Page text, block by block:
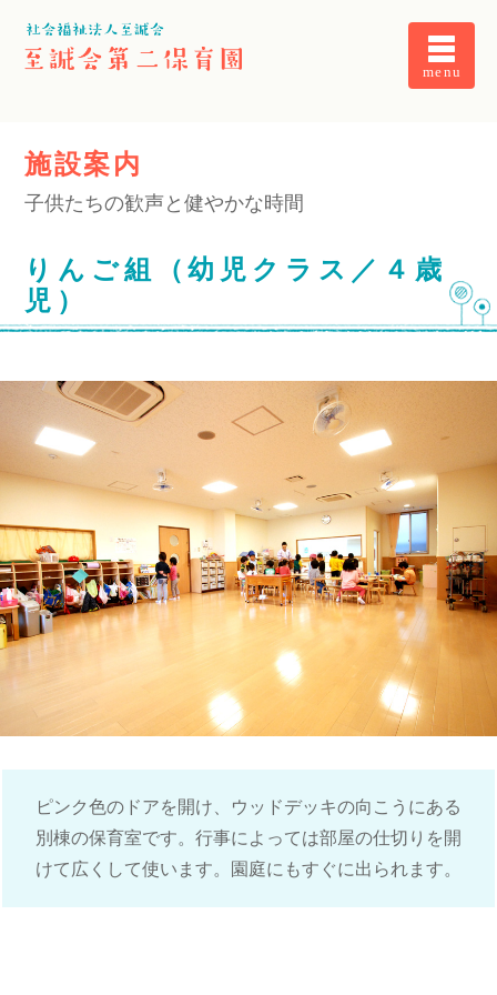
menu
施設案内
子供たちの歓声と健やかな時間
りんご組（幼児クラス／４歳
児）
ピンク色のドアを開け、ウッドデッキの向こうにある
別棟の保育室です。行事によっては部屋の仕切りを開
けて広くして使います。園庭にもすぐに出られます。